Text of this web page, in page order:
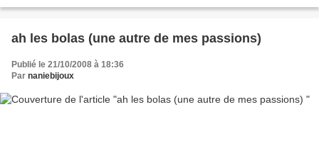
ah les bolas (une autre de mes passions)
Publié le 21/10/2008 à 18:36
Par naniebijoux